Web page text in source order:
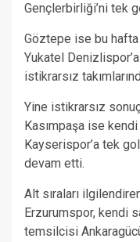
Gençlerbirliği’ni tek
Göztepe ise bu
Yukatel
istikrarsız
Yine istikrarsız
Kasımpaşa ise
Kayserispor’a tek
devam etti.
Alt sıraları
Erzurumspor, kendi
temsilcisi